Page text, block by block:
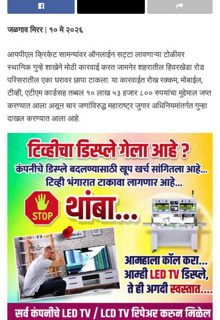
जळगाव मिरर | १० मे २०२६
आयपीएल क्रिकेट सामन्यांवर ऑनलाईन सट्टा लावणाऱ्या टोळीवर
स्थानिक गुन्हे शाखेने मोठी कारवाई करत जामनेर शहरातील हिवरखेडा रोड
परिसरातील एका घरावर छापा टाकला. या कारवाईत रोख रक्कम, मोबाईल,
टीव्ही, एटीएम कार्डसह तब्बल १० लाख ५३ हजार ८०० रुपयांचा मुद्देमाल जप्त
करण्यात आला असून चार जणांविरुद्ध महाराष्ट्र जुगार अधिनियमांतर्गत गुन्हा
दाखल करण्यात आला आहे.